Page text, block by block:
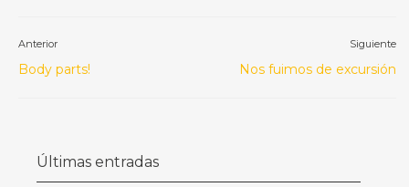
Anterior
Body parts!
Siguiente
Nos fuimos de excursión
Últimas entradas